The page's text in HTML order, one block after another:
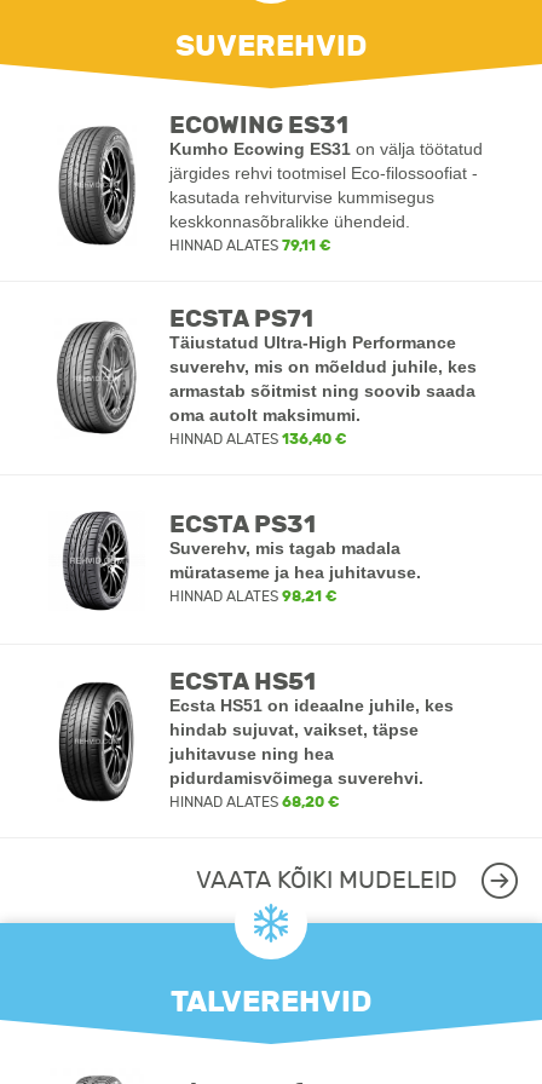
SUVEREHVID
ECOWING ES31
Kumho Ecowing ES31 on välja töötatud
järgides rehvi tootmisel Eco-filossoofiat -
kasutada rehviturvise kummisegus
keskkonnasõbralikke ühendeid.
HINNAD ALATES 79,11 €
ECSTA PS71
Täiustatud Ultra-High Performance
suverehv, mis on mõeldud juhile, kes
armastab sõitmist ning soovib saada
oma autolt maksimumi.
HINNAD ALATES 136,40 €
ECSTA PS31
Suverehv, mis tagab madala
mürataseme ja hea juhitavuse.
HINNAD ALATES 98,21 €
ECSTA HS51
Ecsta HS51 on ideaalne juhile, kes
hindab sujuvat, vaikset, täpse
juhitavuse ning hea
pidurdamisvõimega suverehvi.
HINNAD ALATES 68,20 €
VAATA KÕIKI MUDELEID
TALVEREHVID